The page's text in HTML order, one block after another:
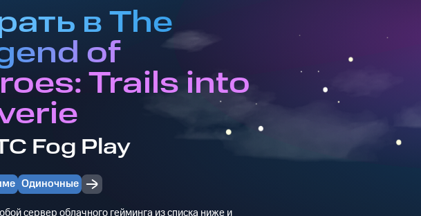
в The
of
Trails into
Fog Play
Одиночные
сервер облачного гейминга из списка ниже и